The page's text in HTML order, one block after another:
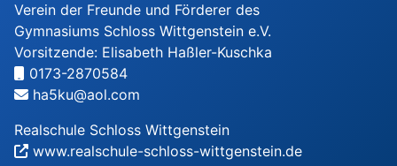
Verein der Freunde und Förderer des
Gymnasiums Schloss Wittgenstein e.V.
Vorsitzende: Elisabeth Haßler-Kuschka
0173-2870584
ha5ku@aol.com
Realschule Schloss Wittgenstein
www.realschule-schloss-wittgenstein.de